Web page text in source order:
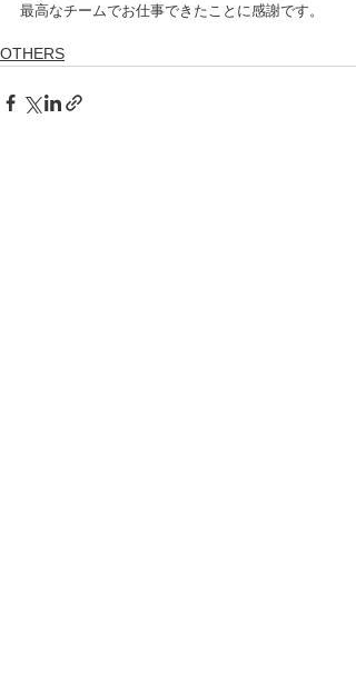
最高なチームでお仕事できたことに感謝です。
OTHERS